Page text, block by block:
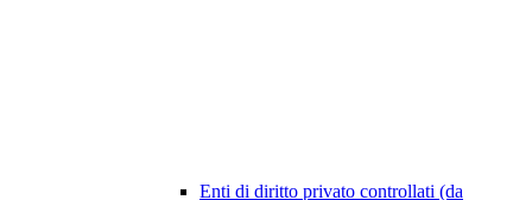
Enti di diritto privato controllati (da